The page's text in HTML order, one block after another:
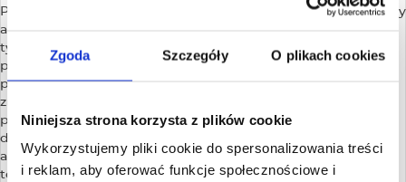
Zgoda Szczegóły O plikach cookies
Niniejsza strona korzysta z plików cookie
Wykorzystujemy pliki cookie do spersonalizowania treści
i reklam, aby oferować funkcje społecznościowe i
Postępowaniu Upominawczym warto uzyskać z urzędu gminy
aktualny adres zameldowania dłużnika. Jeżeli podasz
tylko adres zamieszkania dłużnika, to nieodebranie
przez niego korespondencji z e-Sądu spowoduje umorzenie
postępowania i perspektywa odzyskania Twoich pieniędzy
znacznie się skomplikuje i wydłuży. Jeżeli w elektronicznym
postępowaniu upominawczym podasz adres zamieszkania
dłużnika, który będzie inny niż jego adres zameldowania,
a dłużnik nie odbierze korespondencji z e-Sądu,
to doręczenie będzie nieskuteczne.